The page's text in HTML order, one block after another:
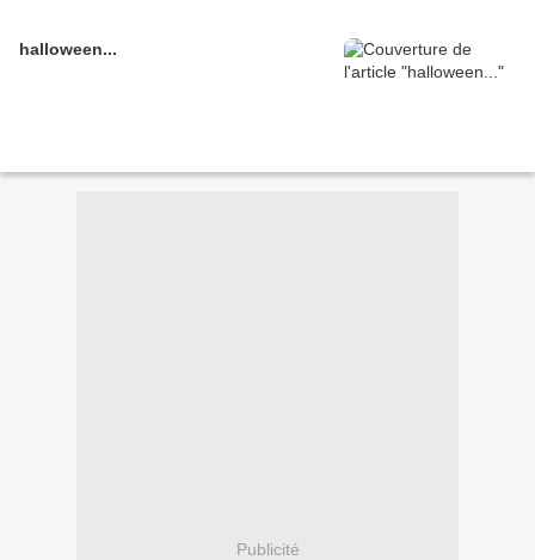
halloween...
Publicité